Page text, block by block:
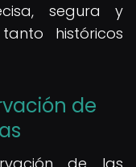
segura y
históricos
de